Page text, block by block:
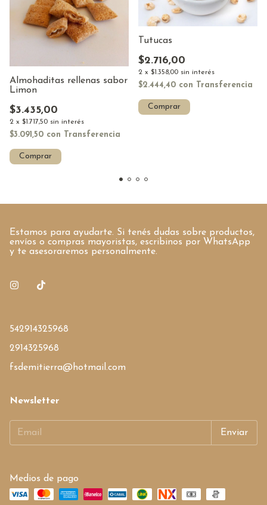
Almohaditas rellenas sabor
Limon
$3.435,00
2 x $1.717,50 sin interés
$3.091,50 con Transferencia
Comprar
Tutucas
$2.716,00
2 x $1.358,00 sin interés
$2.444,40 con Transferencia
Comprar
Estamos para ayudarte. Si tenés dudas sobre productos,
envíos o compras mayoristas, escribinos por WhatsApp
y te asesoraremos personalmente.
542914325968
2914325968
fsdemitierra@hotmail.com
Newsletter
Medios de pago